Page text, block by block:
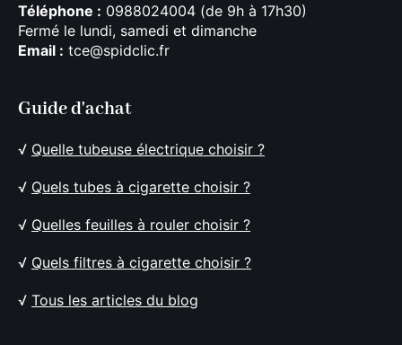
Téléphone : 0988024004 (de 9h à 17h30)
Fermé le lundi, samedi et dimanche
Email : tce@spidclic.fr
Guide d'achat
√ Quelle tubeuse électrique choisir ?
√ Quels tubes à cigarette choisir ?
√ Quelles feuilles à rouler choisir ?
√ Quels filtres à cigarette choisir ?
√ Tous les articles du blog